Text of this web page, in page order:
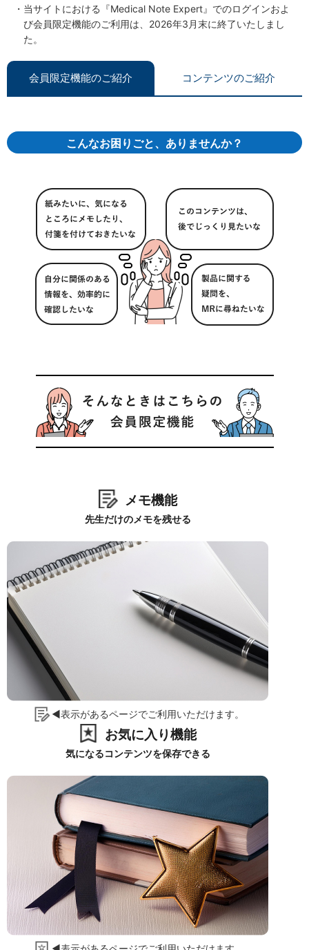
当サイトにおける『Medical Note Expert』でのログインおよ
び会員限定機能のご利用は、2026年3月末に終了いたしまし
た。
会員限定機能のご紹介 コンテンツのご紹介
こんなお困りごと、ありませんか？
メモ機能
先生だけのメモを残せる
◀表示があるページでご利用いただけます。
お気に入り機能
気になるコンテンツを保存できる